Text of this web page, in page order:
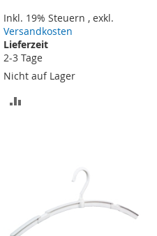
Inkl. 19% Steuern ,exkl.
Versandkosten
Lieferzeit
2-3 Tage
Nicht auf Lager